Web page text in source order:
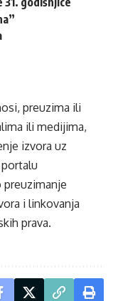
preuzima ili
ili medijima,
izvora uz
preuzimanje
i linkovanja
prava.